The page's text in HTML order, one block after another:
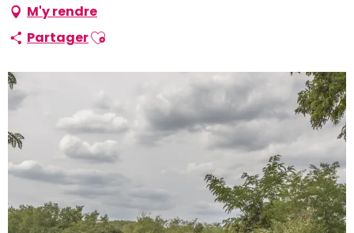
M'y rendre
PartagerAjouter aux favoris